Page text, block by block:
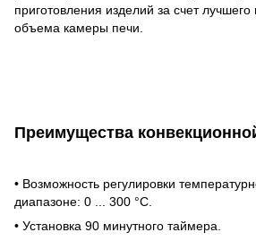
приготовления изделий за счет лучшего
объема камеры печи.
Преимущества
• Возможность регулировки
диапазоне: 0 ... 300 °С.
• Установка 90 минутного таймера.